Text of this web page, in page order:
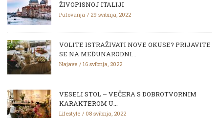
ŽIVOPISNOJ ITALIJI
Putovanja 29 svibnja, 2022
VOLITE ISTRAŽIVATI NOVE OKUSE? PRIJAVITE
SE NA MEĐUNARODNI...
Najave 16 svibnja, 2022
VESELI STOL – VEČERA S DOBROTVORNIM
KARAKTEROM U...
Lifestyle 08 svibnja, 2022